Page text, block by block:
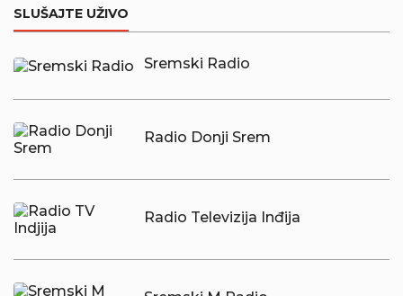
SLUŠAJTE UŽIVO
Sremski Radio
Radio Donji Srem
Radio Televizija Inđija